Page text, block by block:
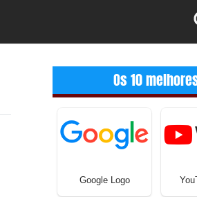
Os 10
Google Logo